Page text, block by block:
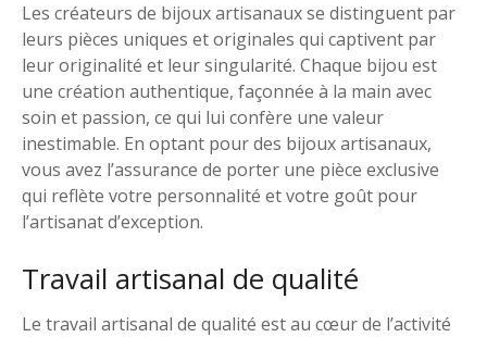
Les créateurs de bijoux artisanaux se distinguent par
leurs pièces uniques et originales qui captivent par
leur originalité et leur singularité. Chaque bijou est
une création authentique, façonnée à la main avec
soin et passion, ce qui lui confère une valeur
inestimable. En optant pour des bijoux artisanaux,
vous avez l’assurance de porter une pièce exclusive
qui reflète votre personnalité et votre goût pour
l’artisanat d’exception.
Travail artisanal de qualité
Le travail artisanal de qualité est au cœur de l’activité